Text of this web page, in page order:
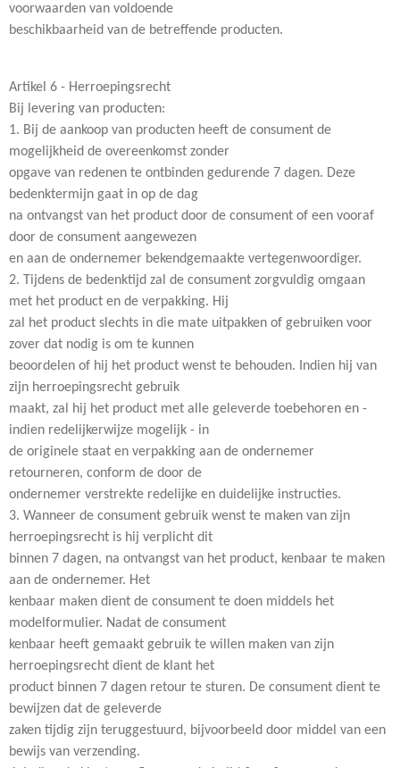
voorwaarden van voldoende
beschikbaarheid van de betreffende producten.
Artikel 6 - Herroepingsrecht
Bij levering van producten:
1. Bij de aankoop van producten heeft de consument de
mogelijkheid de overeenkomst zonder
opgave van redenen te ontbinden gedurende 7 dagen. Deze
bedenktermijn gaat in op de dag
na ontvangst van het product door de consument of een vooraf
door de consument aangewezen
en aan de ondernemer bekendgemaakte vertegenwoordiger.
2. Tijdens de bedenktijd zal de consument zorgvuldig omgaan
met het product en de verpakking. Hij
zal het product slechts in die mate uitpakken of gebruiken voor
zover dat nodig is om te kunnen
beoordelen of hij het product wenst te behouden. Indien hij van
zijn herroepingsrecht gebruik
maakt, zal hij het product met alle geleverde toebehoren en -
indien redelijkerwijze mogelijk - in
de originele staat en verpakking aan de ondernemer
retourneren, conform de door de
ondernemer verstrekte redelijke en duidelijke instructies.
3. Wanneer de consument gebruik wenst te maken van zijn
herroepingsrecht is hij verplicht dit
binnen 7 dagen, na ontvangst van het product, kenbaar te maken
aan de ondernemer. Het
kenbaar maken dient de consument te doen middels het
modelformulier. Nadat de consument
kenbaar heeft gemaakt gebruik te willen maken van zijn
herroepingsrecht dient de klant het
product binnen 7 dagen retour te sturen. De consument dient te
bewijzen dat de geleverde
zaken tijdig zijn teruggestuurd, bijvoorbeeld door middel van een
bewijs van verzending.